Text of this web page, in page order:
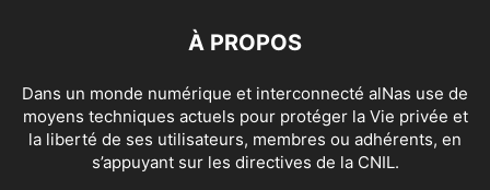
À PROPOS
Dans un monde numérique et interconnecté alNas use de
moyens techniques actuels pour protéger la Vie privée et
la liberté de ses utilisateurs, membres ou adhérents, en
s’appuyant sur les directives de la CNIL.